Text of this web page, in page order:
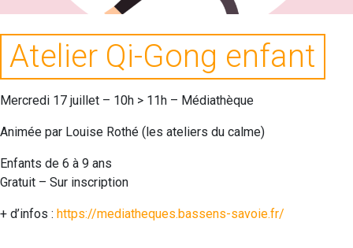
Atelier Qi-Gong enfant
Mercredi 17 juillet – 10h > 11h – Médiathèque
Animée par Louise Rothé (les ateliers du calme)
Enfants de 6 à 9 ans
Gratuit – Sur inscription
+ d’infos : https://mediatheques.bassens-savoie.fr/